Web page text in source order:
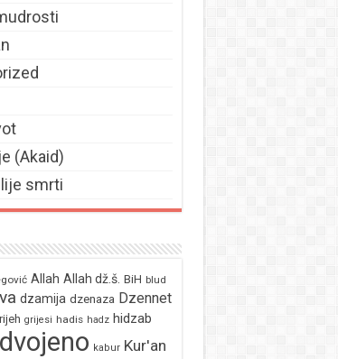
(Akaid)
smrti
Allah Allah dž.š. BiH blud
dzamija dzenaza Dzennet
grijesi hadis hadz hidzab
kabur Kur'an